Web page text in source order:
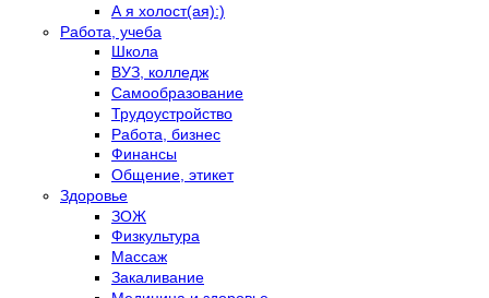
А я холост(ая):)
Работа, учеба
Школа
ВУЗ, колледж
Самообразование
Трудоустройство
Работа, бизнес
Финансы
Общение, этикет
Здоровье
ЗОЖ
Физкультура
Массаж
Закаливание